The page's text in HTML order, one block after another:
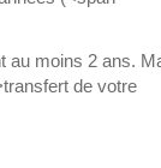
au moins 2 ans.
de votre